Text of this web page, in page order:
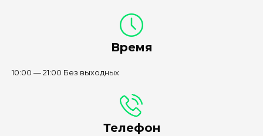
Время
10:00 — 21:00 Без выходных
Телефон